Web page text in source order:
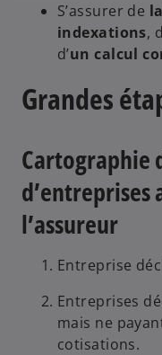
S’assurer de
indexations,
d’un calcul
Grandes
Cartographie
d’entreprises
l’assureur
Entreprise
Entreprises
mais ne
cotisations​.